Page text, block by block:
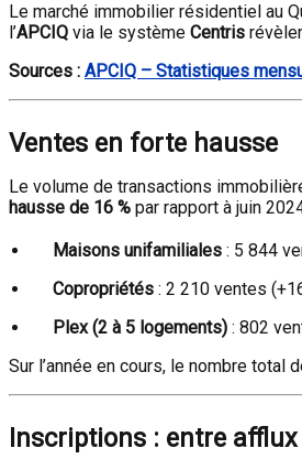
Le marché immobilier résidentiel au
l’APCIQ via le système Centris
Sources : APCIQ – Statistiques
Ventes en forte hausse
Le volume de transactions
hausse de 16 % par rapport à juin
Maisons unifamiliales : 5 844
Copropriétés : 2 210 ventes
Plex (2 à 5 logements) : 802
Sur l’année en cours, le nombre total
Inscriptions : entre